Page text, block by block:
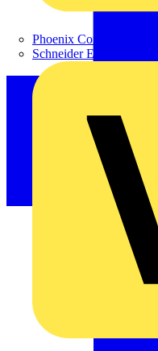
Phoenix Contact
Schneider Electric